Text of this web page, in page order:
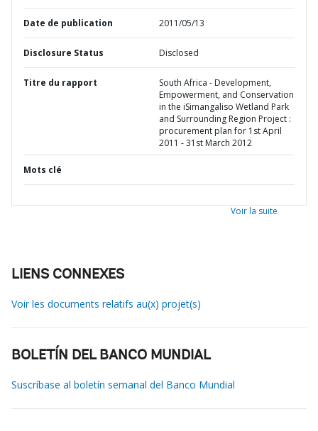
Date de publication 2011/05/13
Disclosure Status Disclosed
Titre du rapport
South Africa - Development,
Empowerment, and Conservation
in the iSimangaliso Wetland Park
and Surrounding Region Project :
procurement plan for 1st April
2011 - 31st March 2012
Mots clé
Voir la suite
LIENS CONNEXES
Voir les documents relatifs au(x) projet(s)
BOLETÍN DEL BANCO MUNDIAL
Suscríbase al boletín semanal del Banco Mundial